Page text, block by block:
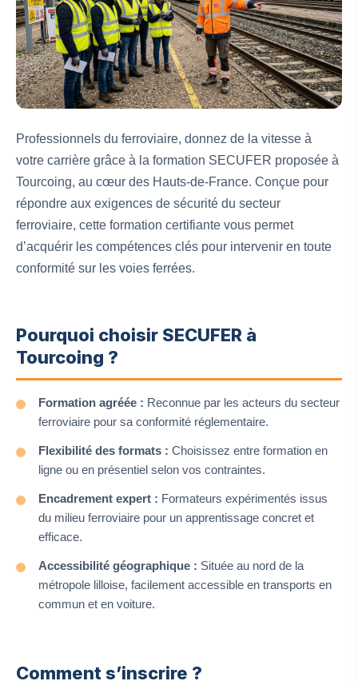
Professionnels du ferroviaire, donnez de la vitesse à
votre carrière grâce à la formation SECUFER proposée à
Tourcoing, au cœur des Hauts-de-France. Conçue pour
répondre aux exigences de sécurité du secteur
ferroviaire, cette formation certifiante vous permet
d’acquérir les compétences clés pour intervenir en toute
conformité sur les voies ferrées.
Pourquoi choisir SECUFER à
Tourcoing ?
Formation agréée : Reconnue par les acteurs du secteur
ferroviaire pour sa conformité réglementaire.
Flexibilité des formats : Choisissez entre formation en
ligne ou en présentiel selon vos contraintes.
Encadrement expert : Formateurs expérimentés issus
du milieu ferroviaire pour un apprentissage concret et
efficace.
Accessibilité géographique : Située au nord de la
métropole lilloise, facilement accessible en transports en
commun et en voiture.
Comment s’inscrire ?